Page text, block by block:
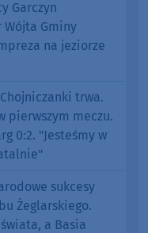
Garczyn
Wójta Gminy
na jeziorze
trwa.
pierwszym meczu.
0:2. "Jesteśmy w
sukcesy
Żeglarskiego.
a Basia